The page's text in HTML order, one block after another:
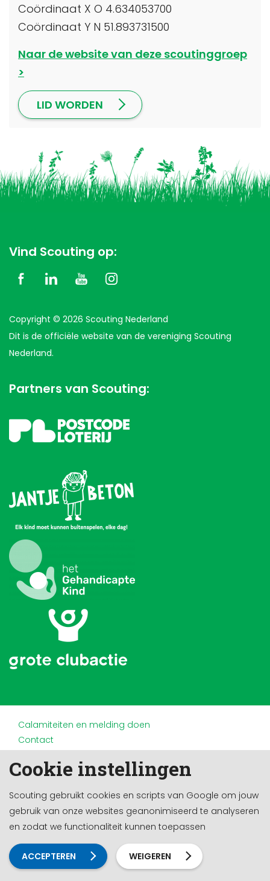
Cookie instellingen
Scouting gebruikt cookies en scripts van Google om jouw
gebruik van onze websites geanonimiseerd te analyseren
en zodat we functionaliteit kunnen toepassen
ACCEPTEREN WEIGEREN
Coördinaat X O 4.634053700
Coördinaat Y N 51.893731500
Naar de website van deze scoutinggroep
LID WORDEN
Vind Scouting op:
Copyright © 2026 Scouting Nederland
Dit is de officiële website van de vereniging Scouting
Nederland.
Partners van Scouting:
Calamiteiten en melding doen
Contact
Doneren en nalaten
Privacy
Werken bij
Cookie-instellingen
Ontwikkeld door a&m impact